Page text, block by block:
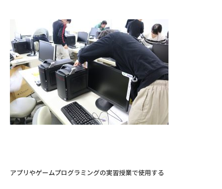
アプリやゲームプログラミングの実習授業で使用する